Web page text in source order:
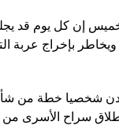
إن كل يوم قد
ويخاطر بإخراج عربة
بايدن شخصيا خطة من
سراح الأسرى من